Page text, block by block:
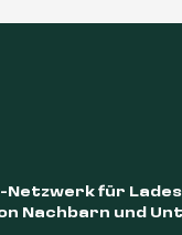
Netzwerk für
Nachbarn und